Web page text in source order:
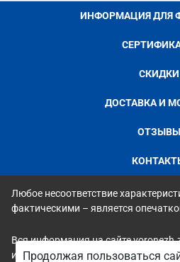
ИНФОРМАЦИЯ ДЛЯ
СКИДКИ
ДОСТАВКА И
ОТЗЫВЫ
Любое несоответствие
фактическими – является
Вся информация на сайте
исключительно ознакомительный
Продолжая пользоваться